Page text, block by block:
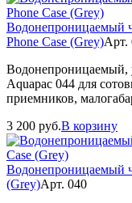
Водонепроницаемый
Phone Case (Grey)Арт.
Водонепроницаемый,
Aquapac 044 для
приемников,
3 200 руб.В корзину
Водонепроницаемый
(Grey)Арт. 040